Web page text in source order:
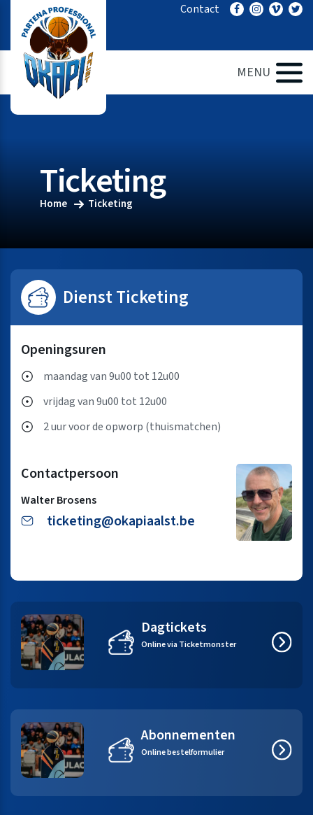
inhoud
Contact
MENU
Ticketing
Home Ticketing
Dienst Ticketing
Openingsuren
maandag van 9u00 tot 12u00
vrijdag van 9u00 tot 12u00
2 uur voor de opworp (thuismatchen)
Contactpersoon
Walter Brosens
ticketing@okapiaalst.be
Dagtickets
Online via Ticketmonster
Abonnementen
Online bestelformulier